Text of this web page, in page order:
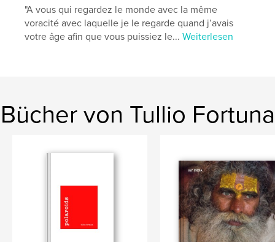
black and white
"A vous qui regardez le monde avec la même
voracité avec laquelle je le regarde quand j’avais
votre âge afin que vous puissiez le...Weiterlesen
Bücher von Tullio Fortuna